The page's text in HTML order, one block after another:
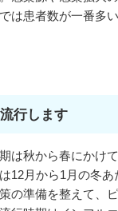
は患者数が一番多
行します
は秋から春にかけ
12月から1月の冬
の準備を整えて、